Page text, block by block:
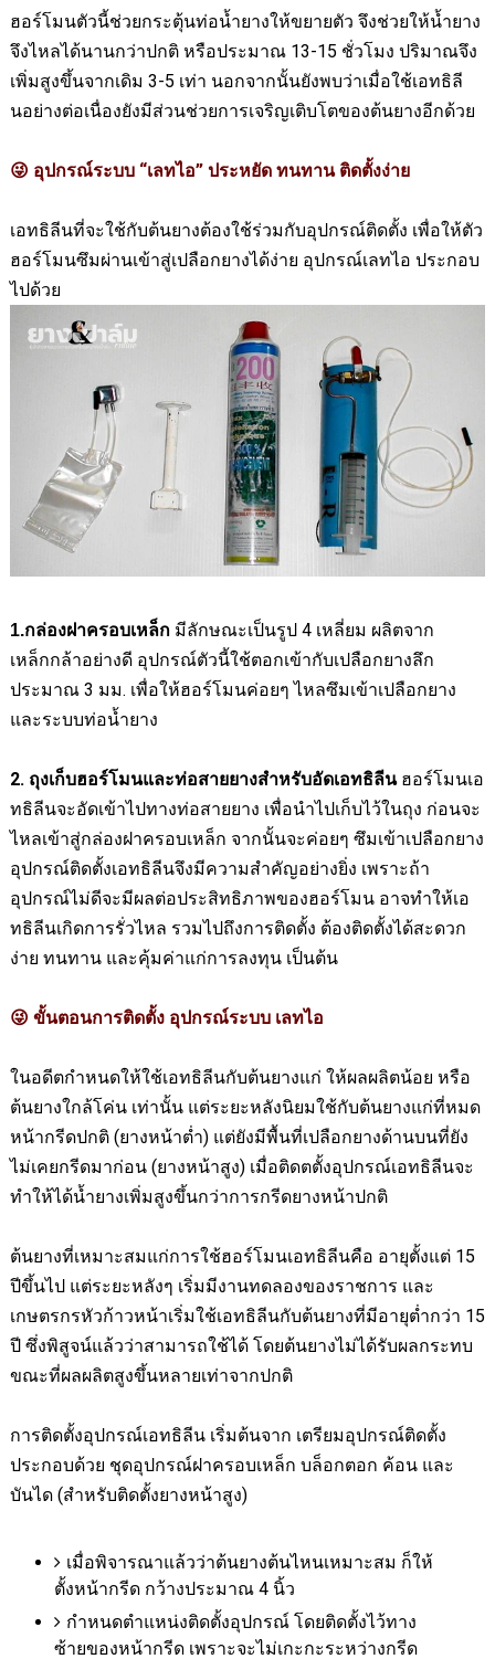
ฮอร์โมนตัวนี้ช่วยกระตุ้นท่อน้ำยางให้ขยายตัว จึงช่วยให้น้ำยาง
จึงไหลได้นานกว่าปกติ หรือประมาณ 13-15 ชั่วโมง ปริมาณจึง
เพิ่มสูงขึ้นจากเดิม 3-5 เท่า นอกจากนั้นยังพบว่าเมื่อใช้เอทธิลี
นอย่างต่อเนื่องยังมีส่วนช่วยการเจริญเติบโตของต้นยางอีกด้วย
😜 อุปกรณ์ระบบ “เลทไอ” ประหยัด ทนทาน ติดตั้งง่าย
เอทธิลีนที่จะใช้กับต้นยางต้องใช้ร่วมกับอุปกรณ์ติดตั้ง เพื่อให้ตัว
ฮอร์โมนซึมผ่านเข้าสู่เปลือกยางได้ง่าย อุปกรณ์เลทไอ ประกอบ
ไปด้วย
1.กล่องฝาครอบเหล็กมีลักษณะเป็นรูป 4 เหลี่ยม ผลิตจาก
เหล็กกล้าอย่างดี อุปกรณ์ตัวนี้ใช้ตอกเข้ากับเปลือกยางลึก
ประมาณ 3 มม. เพื่อให้ฮอร์โมนค่อยๆ ไหลซึมเข้าเปลือกยาง
และระบบท่อน้ำยาง
2. ถุงเก็บฮอร์โมนและท่อสายยางสำหรับอัดเอทธิลีนฮอร์โมนเอ
ทธิลีนจะอัดเข้าไปทางท่อสายยาง เพื่อนำไปเก็บไว้ในถุง ก่อนจะ
ไหลเข้าสู่กล่องฝาครอบเหล็ก จากนั้นจะค่อยๆ ซึมเข้าเปลือกยาง
อุปกรณ์ติดตั้งเอทธิลีนจึงมีความสำคัญอย่างยิ่ง เพราะถ้า
อุปกรณ์ไม่ดีจะมีผลต่อประสิทธิภาพของฮอร์โมน อาจทำให้เอ
ทธิลีนเกิดการรั่วไหล รวมไปถึงการติดตั้ง ต้องติดตั้งได้สะดวก
ง่าย ทนทาน และคุ้มค่าแก่การลงทุน เป็นต้น
😜 ขั้นตอนการติดตั้ง อุปกรณ์ระบบ เลทไอ
ในอดีตกำหนดให้ใช้เอทธิลีนกับต้นยางแก่ ให้ผลผลิตน้อย หรือ
ต้นยางใกล้โค่น เท่านั้น แต่ระยะหลังนิยมใช้กับต้นยางแก่ที่หมด
หน้ากรีดปกติ (ยางหน้าต่ำ) แต่ยังมีพื้นที่เปลือกยางด้านบนที่ยัง
ไม่เคยกรีดมาก่อน (ยางหน้าสูง) เมื่อติดตตั้งอุปกรณ์เอทธิลีนจะ
ทำให้ได้น้ำยางเพิ่มสูงขึ้นกว่าการกรีดยางหน้าปกติ
ต้นยางที่เหมาะสมแก่การใช้ฮอร์โมนเอทธิลีนคือ อายุตั้งแต่ 15
ปีขึ้นไป แต่ระยะหลังๆ เริ่มมีงานทดลองของราชการ และ
เกษตรกรหัวก้าวหน้าเริ่มใช้เอทธิลีนกับต้นยางที่มีอายุต่ำกว่า 15
ปี ซึ่งพิสูจน์แล้วว่าสามารถใช้ได้ โดยต้นยางไม่ได้รับผลกระทบ
ขณะที่ผลผลิตสูงขึ้นหลายเท่าจากปกติ
การติดตั้งอุปกรณ์เอทธิลีน เริ่มต้นจาก เตรียมอุปกรณ์ติดตั้ง
ประกอบด้วย ชุดอุปกรณ์ฝาครอบเหล็ก บล็อกตอก ค้อน และ
บันได (สำหรับติดตั้งยางหน้าสูง)
เมื่อพิจารณาแล้วว่าต้นยางต้นไหนเหมาะสม ก็ให้
ตั้งหน้ากรีด กว้างประมาณ 4 นิ้ว
กำหนดตำแหน่งติดตั้งอุปกรณ์ โดยติดตั้งไว้ทาง
ซ้ายของหน้ากรีด เพราะจะไม่เกะกะระหว่างกรีด